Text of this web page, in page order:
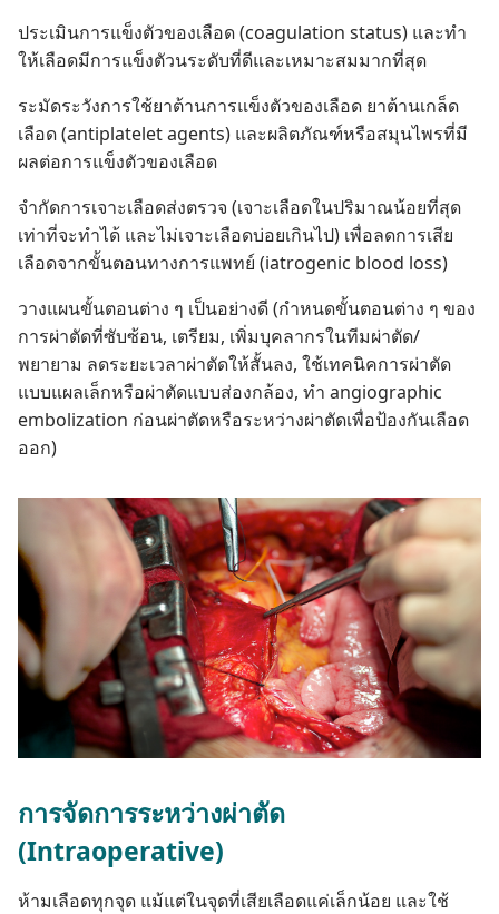
ประเมิน​การ​แข็งตัว​ของ​เลือด (coagulation status) และ​ทำ​
ให้​เลือด​มี​การ​แข็งตัว​น​ระดับ​ที่​ดี​และ​เหมาะ​สม​มาก​ที่​สุด
ระมัดระวัง​การ​ใช้​ยา​ต้าน​การ​แข็งตัว​ของ​เลือด ยา​ต้าน​เกล็ด​
เลือด (antiplatelet agents) และ​ผลิตภัณฑ์​หรือ​สมุนไพร​ที่​มี​
ผล​ต่อ​การ​แข็งตัว​ของ​เลือด
จำกัด​การ​เจาะ​เลือด​ส่ง​ตรวจ (เจาะ​เลือด​ใน​ปริมาณ​น้อย​ที่​สุด​
เท่า​ที่​จะ​ทำ​ได้ และ​ไม่​เจาะ​เลือด​บ่อย​เกิน​ไป) เพื่อ​ลด​การ​เสีย​
เลือด​จาก​ขั้น​ตอน​ทาง​การ​แพทย์ (iatrogenic blood loss)
วาง​แผน​ขั้น​ตอน​ต่าง ๆ เป็น​อย่าง​ดี (กำหนด​ขั้น​ตอน​ต่าง ๆ ของ​
การ​ผ่าตัด​ที่​ซับซ้อน, เตรียม, เพิ่ม​บุคลากร​ใน​ทีม​ผ่าตัด/
พยายาม ลด​ระยะ​เวลา​ผ่าตัด​ให้​สั้น​ลง, ใช้​เทคนิค​การ​ผ่าตัด​
แบบ​แผล​เล็ก​หรือ​ผ่าตัด​แบบ​ส่อง​กล้อง, ทำ angiographic
embolization ก่อน​ผ่าตัด​หรือ​ระหว่าง​ผ่าตัด​เพื่อ​ป้องกัน​เลือด​
ออก)
การ​จัด​การ​ระหว่าง​ผ่าตัด
(Intraoperative)
ห้าม​เลือด​ทุก​จุด แม้​แต่​ใน​จุด​ที่​เสีย​เลือด​แค่​เล็ก​น้อย และ​ใช้​